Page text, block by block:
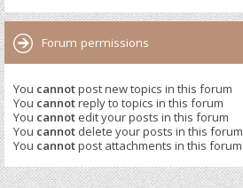
Forum permissions
You cannotpost new topics in this forum
You cannotreply to topics in this forum
You cannot edit your posts in this forum
You cannot delete your posts in this forum
You cannotpost attachments in this forum